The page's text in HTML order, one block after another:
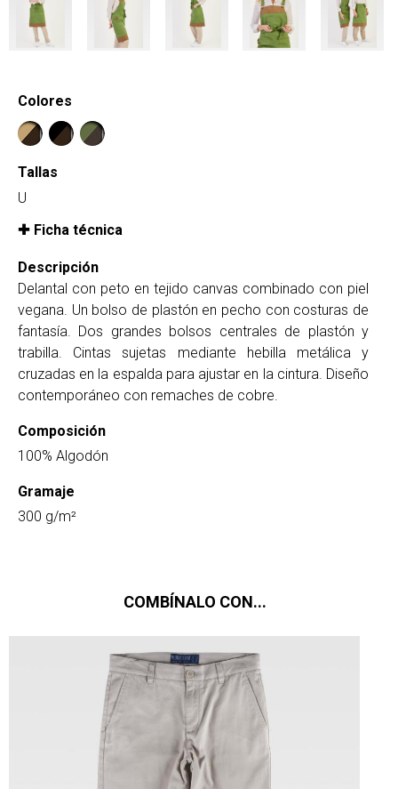
Colores
Tallas
U
Ficha técnica
Descripción
Delantal con peto en tejido canvas combinado con piel
vegana. Un bolso de plastón en pecho con costuras de
fantasía. Dos grandes bolsos centrales de plastón y
trabilla. Cintas sujetas mediante hebilla metálica y
cruzadas en la espalda para ajustar en la cintura. Diseño
contemporáneo con remaches de cobre.
Composición
100% Algodón
Gramaje
300 g/m²
COMBÍNALO CON...